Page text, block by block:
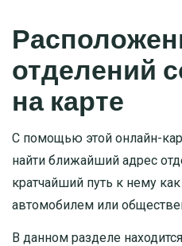
отделений
на карте
С помощью этой онлайн-
найти ближайший адрес
кратчайший путь к нему
автомобилем или
В данном разделе